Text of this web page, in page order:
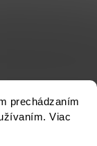
prechádzaním
Viac